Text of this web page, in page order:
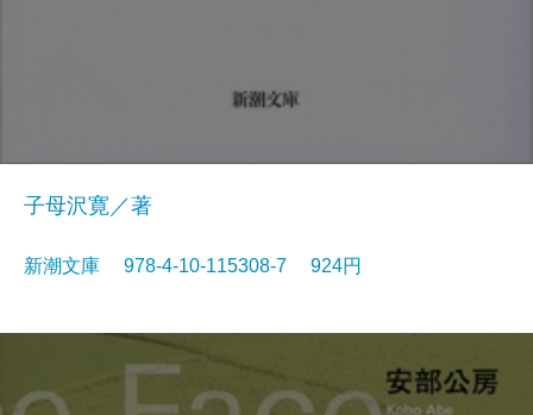
子母沢寛／著
新潮文庫 978-4-10-115308-7 924円